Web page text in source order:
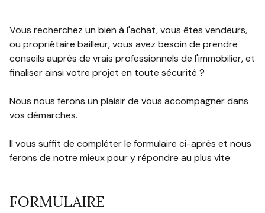
CHASSEURS
D’APPARTS
NOTRE
Vous recherchez un bien à l'achat, vous êtes vendeurs,
ou propriétaire bailleur, vous avez besoin de prendre
conseils auprès de vrais professionnels de l'immobilier, et
finaliser ainsi votre projet en toute sécurité ?
Nous nous ferons un plaisir de vous accompagner dans
vos démarches.
Il vous suffit de compléter le formulaire ci-après et nous
ferons de notre mieux pour y répondre au plus vite
FORMULAIRE